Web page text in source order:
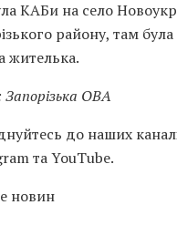
КАБи на село
району, там
жителька.
ОВА
до наших
та YouTube.
новин